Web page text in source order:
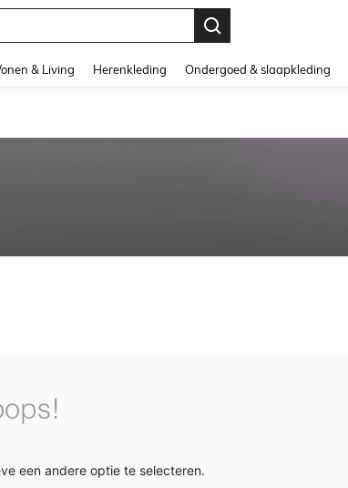
& Living Herenkleding Ondergoed & slaapkleding
een andere optie te selecteren.